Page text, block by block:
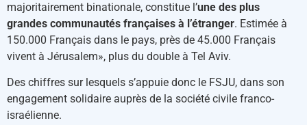
majoritairement binationale, constitue l’une des plus
grandes communautés françaises à l’étranger. Estimée à
150.000 Français dans le pays, près de 45.000 Français
vivent à Jérusalem», plus du double à Tel Aviv.
Des chiffres sur lesquels s’appuie donc le FSJU, dans son
engagement solidaire auprès de la société civile franco-
israélienne.